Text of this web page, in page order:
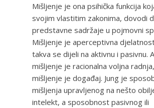
Mišljenje je ona psihička funkcija
svojim vlastitim zakonima, dovodi
predstavne sadržaje u pojmovni
Mišljenje je aperceptivna
takva se dijeli na aktivnu i pasivnu.
mišljenje je racionalna voljna
mišljenje je događaj. Jung je
mišljenja upravljenog na nešto
intelekt, a sposobnost pasivnog ili